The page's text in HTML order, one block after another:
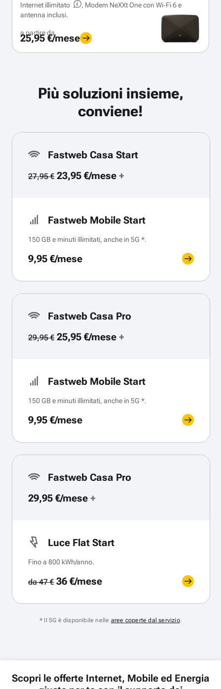
Internet illimitato
, Modem NeXXt One con Wi‑Fi 6 e
antenna inclusi.
a partire da
25,95 €/mese
Più soluzioni insieme,
conviene!
Fastweb Casa Start
27,95 €23,95 €/mese+
Fastweb Mobile Start
150 GB e minuti illimitati, anche in 5G *.
9,95 €/mese
Fastweb Casa Pro
29,95 €25,95 €/mese+
Fastweb Mobile Start
150 GB e minuti illimitati, anche in 5G *.
9,95 €/mese
Fastweb Casa Pro
29,95 €/mese +
Luce Flat Start
Fino a 800 kWh/anno.
da 47 €36 €/mese
* Il 5G è disponibile nelle aree coperte dal servizio.
Scopri le offerte Internet, Mobile ed Energia